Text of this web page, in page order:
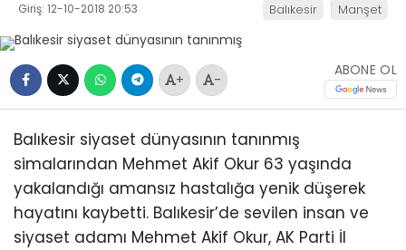
Giriş: 12-10-2018 20:53 Balıkesir Manşet
+ -
ABONE OL
Balıkesir siyaset dünyasının tanınmış
simalarından Mehmet Akif Okur 63 yaşında
yakalandığı amansız hastalığa yenik düşerek
hayatını kaybetti. Balıkesir’de sevilen insan ve
siyaset adamı Mehmet Akif Okur, AK Parti İl